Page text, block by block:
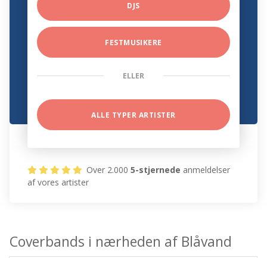
DJS
FESTMUSIKERE
ELLER
ALLE TYPER ARTISTER
Over 2.0005-stjernede anmeldelser
af vores artister
Coverbands i nærheden af Blåvand